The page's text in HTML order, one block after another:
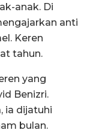
anak. Di
anti
Keren
tahun.
yang
Benizri.
ia dijatuhi
bulan.